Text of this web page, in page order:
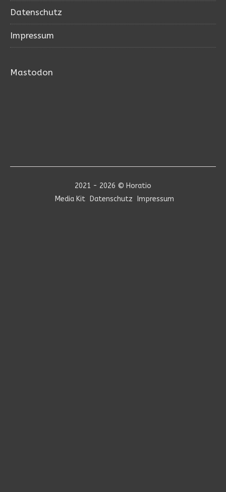
Datenschutz
Impressum
Mastodon
2021 - 2026 © Horatio
Media Kit
Datenschutz Impressum